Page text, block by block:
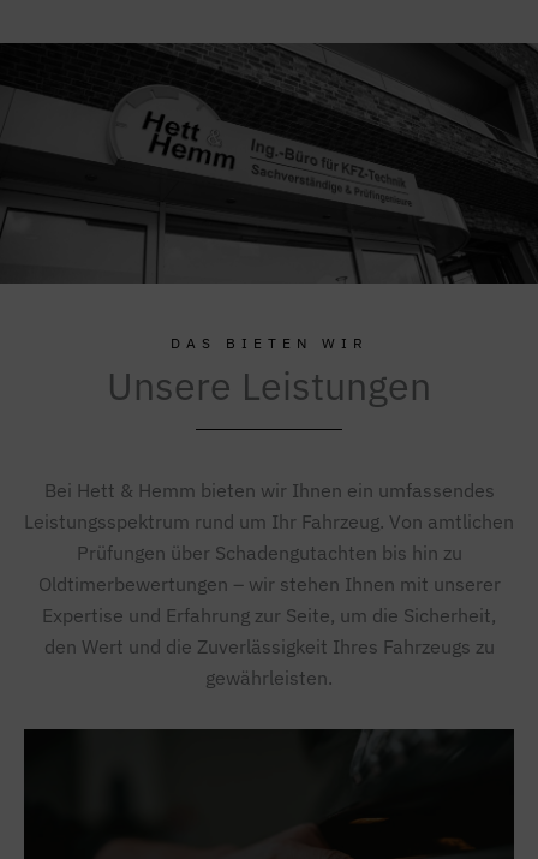
DAS BIETEN WIR
Unsere Leistungen
Bei Hett & Hemm bieten wir Ihnen ein umfassendes
Leistungsspektrum rund um Ihr Fahrzeug. Von amtlichen
Prüfungen über Schadengutachten bis hin zu
Oldtimerbewertungen – wir stehen Ihnen mit unserer
Expertise und Erfahrung zur Seite, um die Sicherheit,
den Wert und die Zuverlässigkeit Ihres Fahrzeugs zu
gewährleisten.